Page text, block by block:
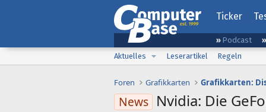
Ticker
Podcast
Aktuelles
Leserartikel Regeln
Foren Grafikkarten Grafikkarten:
News Nvidia: Die